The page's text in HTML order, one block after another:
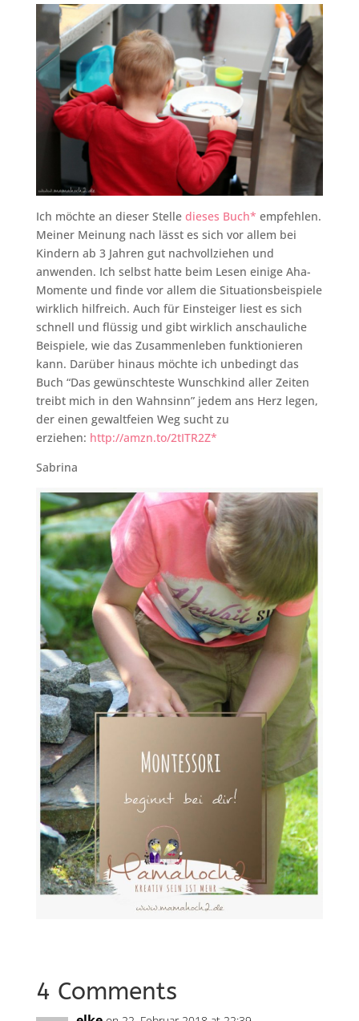
Ich möchte an dieser Stelle dieses Buch* empfehlen.
Meiner Meinung nach lässt es sich vor allem bei
Kindern ab 3 Jahren gut nachvollziehen und
anwenden. Ich selbst hatte beim Lesen einige Aha-
Momente und finde vor allem die Situationsbeispiele
wirklich hilfreich. Auch für Einsteiger liest es sich
schnell und flüssig und gibt wirklich anschauliche
Beispiele, wie das Zusammenleben funktionieren
kann. Darüber hinaus möchte ich unbedingt das
Buch “Das gewünschteste Wunschkind aller Zeiten
treibt mich in den Wahnsinn” jedem ans Herz legen,
der einen gewaltfeien Weg sucht zu
erziehen: http://amzn.to/2tITR2Z*
Sabrina
4 Comments